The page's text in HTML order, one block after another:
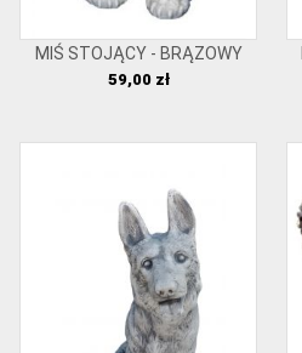
MIŚ STOJĄCY - BRĄZOWY
Cena
59,00 zł